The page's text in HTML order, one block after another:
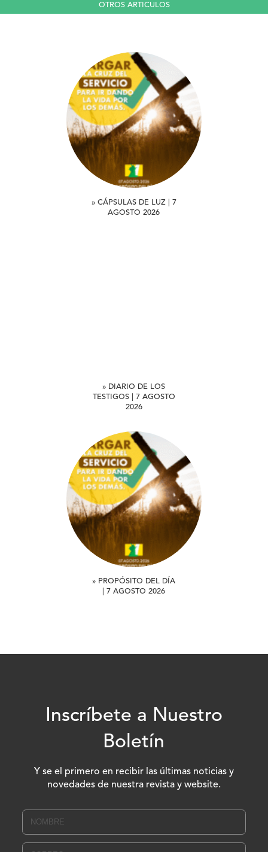
OTROS ARTICULOS
» CÁPSULAS DE LUZ | 7
AGOSTO 2026
» DIARIO DE LOS
TESTIGOS | 7 AGOSTO
2026
» PROPÓSITO DEL DÍA
| 7 AGOSTO 2026
Inscríbete a Nuestro
Boletín
Y se el primero en recibir las últimas noticias y
novedades de nuestra revista y website.